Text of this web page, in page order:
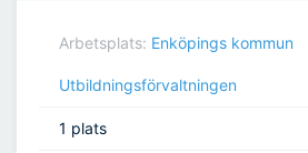
Arbetsplats: Enköpings kommun
Utbildningsförvaltningen
1 plats